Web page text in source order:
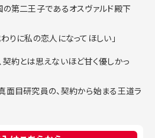
第二王子であるオスヴァルド殿下
りに私の恋人になってほしい」
約とは思えないほど甘く優しかっ
面目研究員の、契約から始まる王道ラ